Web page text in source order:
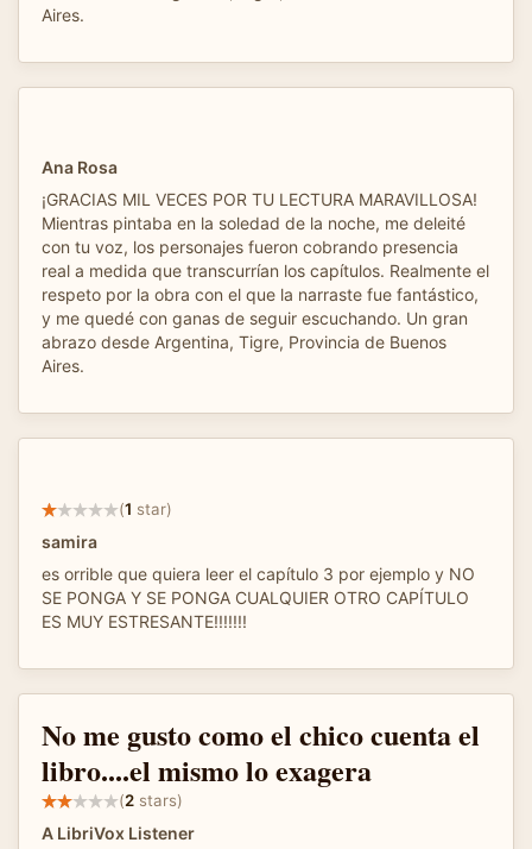
Aires.
Ana Rosa
¡GRACIAS MIL VECES POR TU LECTURA MARAVILLOSA!
Mientras pintaba en la soledad de la noche, me deleité
con tu voz, los personajes fueron cobrando presencia
real a medida que transcurrían los capítulos. Realmente el
respeto por la obra con el que la narraste fue fantástico,
y me quedé con ganas de seguir escuchando. Un gran
abrazo desde Argentina, Tigre, Provincia de Buenos
Aires.
(1 star)
samira
es orrible que quiera leer el capítulo 3 por ejemplo y NO
SE PONGA Y SE PONGA CUALQUIER OTRO CAPÍTULO
ES MUY ESTRESANTE!!!!!!!
No me gusto como el chico cuenta el
libro....el mismo lo exagera
(2 stars)
A LibriVox Listener